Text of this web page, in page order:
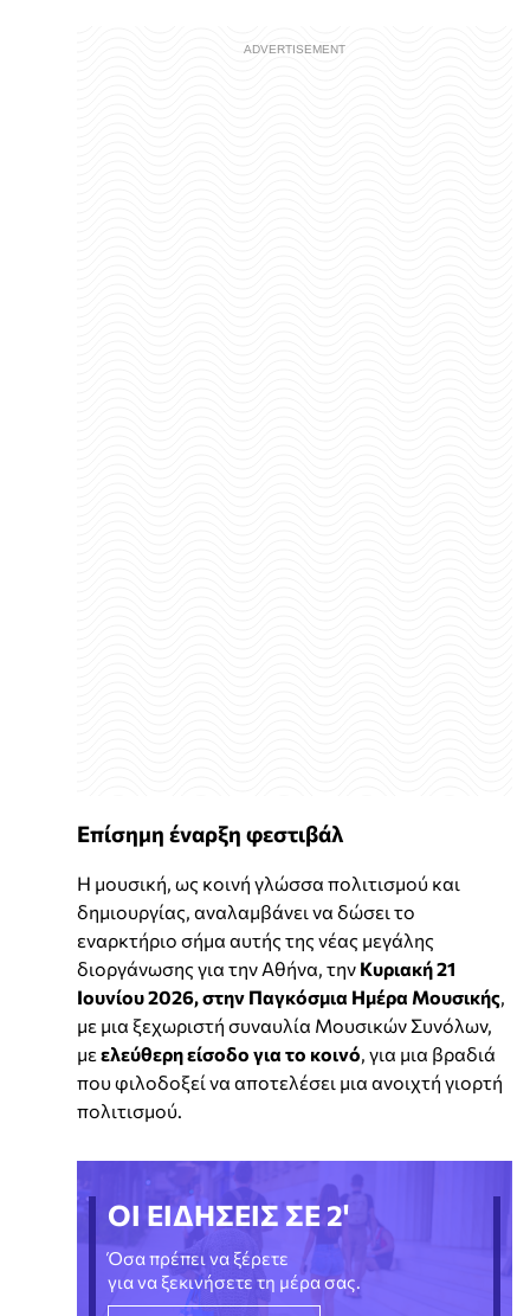
Επίσημη έναρξη φεστιβάλ
Η μουσική, ως κοινή γλώσσα πολιτισμού και
δημιουργίας, αναλαμβάνει να δώσει το
εναρκτήριο σήμα αυτής της νέας μεγάλης
διοργάνωσης για την Αθήνα, την Κυριακή 21
Ιουνίου 2026, στην Παγκόσμια Ημέρα Μουσικής,
με μια ξεχωριστή συναυλία Μουσικών Συνόλων,
μεελεύθερη είσοδο για το κοινό, για μια βραδιά
που φιλοδοξεί να αποτελέσει μια ανοιχτή γιορτή
πολιτισμού.
ΟΙ ΕΙΔΗΣΕΙΣ ΣΕ 2'
Όσα πρέπει να ξέρετε
για να ξεκινήσετε τη μέρα σας.